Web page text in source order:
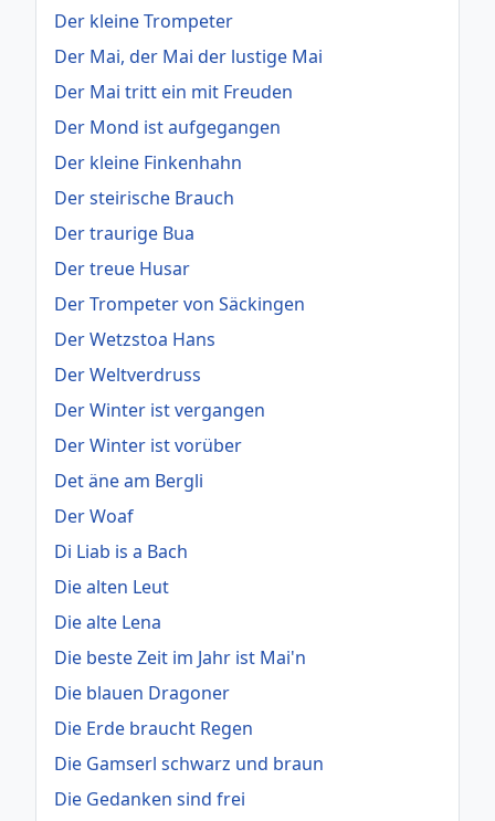
Der kleine Trompeter
Der Mai, der Mai der lustige Mai
Der Mai tritt ein mit Freuden
Der Mond ist aufgegangen
Der kleine Finkenhahn
Der steirische Brauch
Der traurige Bua
Der treue Husar
Der Trompeter von Säckingen
Der Wetzstoa Hans
Der Weltverdruss
Der Winter ist vergangen
Der Winter ist vorüber
Det äne am Bergli
Der Woaf
Di Liab is a Bach
Die alten Leut
Die alte Lena
Die beste Zeit im Jahr ist Mai'n
Die blauen Dragoner
Die Erde braucht Regen
Die Gamserl schwarz und braun
Die Gedanken sind frei